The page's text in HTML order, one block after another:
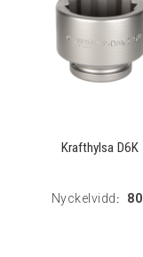
Krafthylsa D6K
Nyckelvidd : 80